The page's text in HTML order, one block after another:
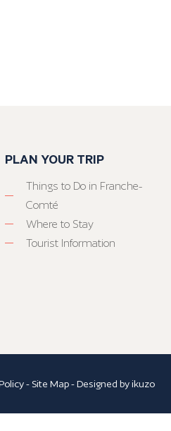
PLAN YOUR TRIP
Things to Do in Franche-
Comté
Where to Stay
Tourist Information
- Site Map- Designed byikuzo